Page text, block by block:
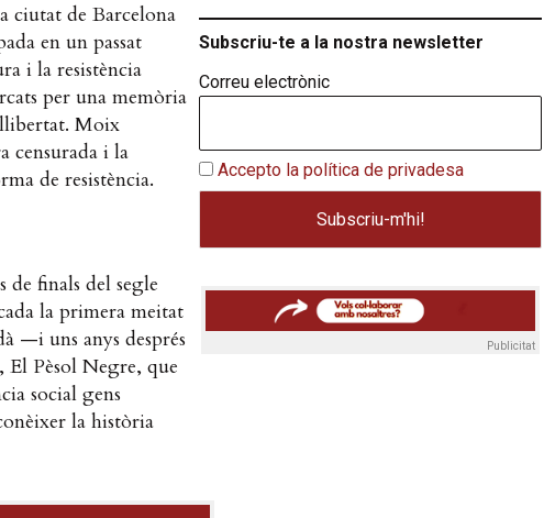
ciutat de Barcelona
en un passat
i la resistència
per una memòria
Moix
censurada i la
de resistència.
finals del segle
la primera meitat
—i uns anys després
Pèsol Negre, que
social gens
la història
Subscriu-te a la nostra newsletter
Correu electrònic
Accepto la política de privadesa
Publicitat